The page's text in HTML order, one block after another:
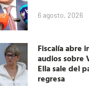
6 agosto, 2026
Fiscalía abre
audios sobre
Ella sale del
regresa